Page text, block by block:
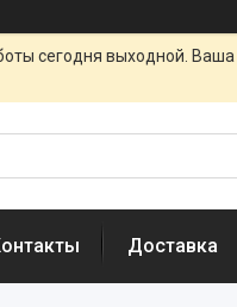
сегодня выходной.
Доставка